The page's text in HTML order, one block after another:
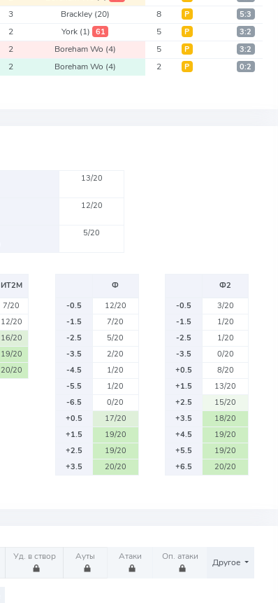
3 Brackley (20) 8 Р 5:3
2 York (1) 61 5 Р 3:2
2 Boreham Wo (4) 5 Р 3:2
2 Boreham Wo (4) 2 Р 0:2
13/20
12/20
5/20
ИТ2М
7/20
12/20
16/20
19/20
20/20
Ф
-0.5
12/20
-1.5
7/20
-2.5
5/20
-3.5
2/20
-4.5
1/20
-5.5
1/20
-6.5
0/20
+0.5
17/20
+1.5
19/20
+2.5
19/20
+3.5
20/20
Ф2
-0.5
3/20
-1.5
1/20
-2.5
1/20
-3.5
0/20
+0.5
8/20
+1.5
13/20
+2.5
15/20
+3.5
18/20
+4.5
19/20
+5.5
19/20
+6.5
20/20
Уд. в створ Ауты Атаки Оп. атаки
Другое